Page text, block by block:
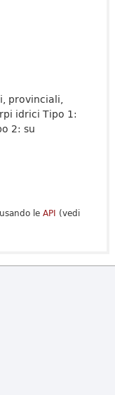
provinciali,
idrici Tipo 1:
2: su
le API (vedi